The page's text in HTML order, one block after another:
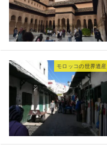
モロッコの世界遺産